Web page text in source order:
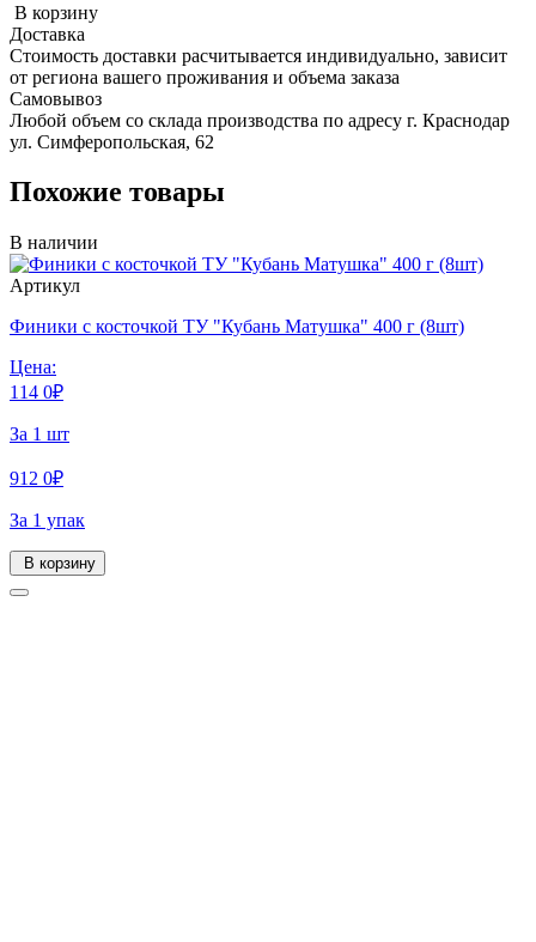
В корзину
Доставка
Стоимость доставки расчитывается индивидуально, зависит
от региона вашего проживания и объема заказа
Самовывоз
Любой объем со склада производства по адресу г. Краснодар
ул. Симферопольская, 62
Похожие товары
В наличии
Артикул
Финики с косточкой ТУ "Кубань Матушка" 400 г (8шт)
Цена:
114 0₽
За 1 шт
912 0₽
За 1 упак
В корзину